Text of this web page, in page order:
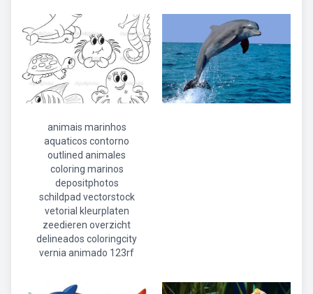
animais marinhos
aquaticos contorno
outlined animales
coloring marinos
depositphotos
schildpad vectorstock
vetorial kleurplaten
zeedieren overzicht
delineados coloringcity
vernia animado 123rf